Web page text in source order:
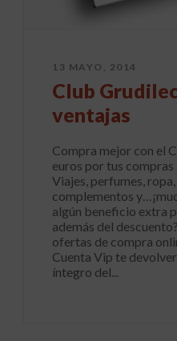
13 MAYO, 2014
Club
ventajas
Compra mejor con el
euros por tus compras
Viajes, perfumes,
complementos
algún beneficio extra
además del
ofertas de compra
Cuenta Vip te
íntegro del...